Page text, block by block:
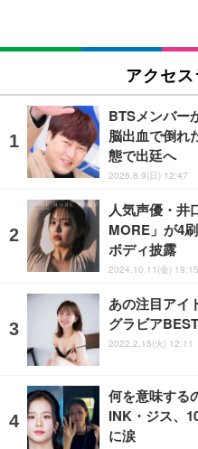
アクセ
BTSメンバー
脳出血で倒れ
態で出廷へ
2026.8.9(日) 12:47
人気声優・
MORE」が4
ボディ披露
2024.10.11(金) 19:15
あの注目アイ
グラビア
2022.2.15(火) 12:11
何を意味する
INK・ジス、
に涙